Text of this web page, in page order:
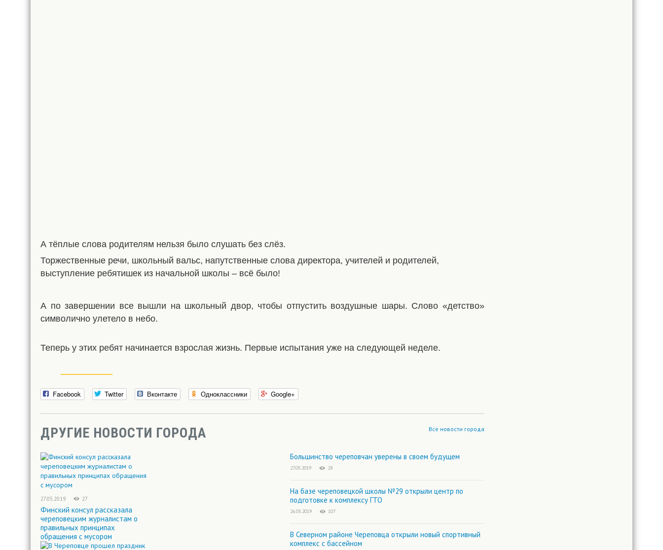
А тёплые слова родителям нельзя было слушать без слёз.
Торжественные речи, школьный вальс, напутственные слова директора, учителей и родителей,
выступление ребятишек из начальной школы – всё было!
А по завершении все вышли на школьный двор, чтобы отпустить воздушные шары. Слово «детство»
символично улетело в небо.
Теперь у этих ребят начинается взрослая жизнь. Первые испытания уже на следующей неделе.
Facebook Twitter Вконтакте Одноклассники Google+
Все новости города
ДРУГИЕ НОВОСТИ ГОРОДА
27.05.2019 27
Финский консул рассказала
череповецким журналистам о
правильных принципах
обращения с мусором
Большинство череповчан уверены в своем будущем
27.05.2019 28
На базе череповецкой школы №29 открыли центр по
подготовке к комплексу ГТО
26.05.2019 107
В Северном районе Череповца открыли новый спортивный
комплекс с бассейном